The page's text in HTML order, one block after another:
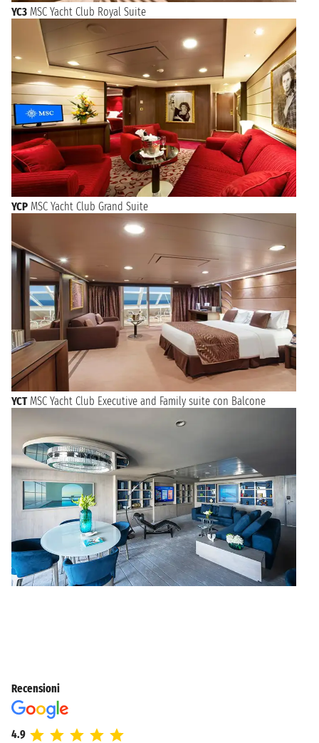
YC3 MSC Yacht Club Royal Suite
YCP MSC Yacht Club Grand Suite
YCT MSC Yacht Club Executive and Family suite con Balcone
Recensioni
4.9